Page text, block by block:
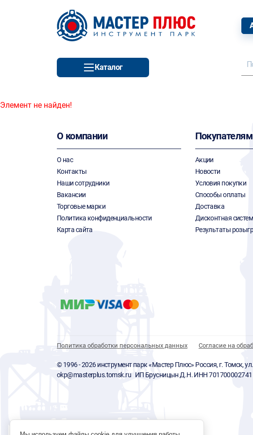
Каталог
Элемент не найден!
О компании
О нас
Контакты
Наши сотрудники
Вакансии
Торговые марки
Политика конфиденциальности
Карта сайта
Покупателям
Акции
Новости
Условия покупки
Способы оплаты
Доставка
Дисконтная
Результаты
Политика обработки персональных данных Согласие на
© 1996 - 2026 инструмент парк «Мастер Плюс» Россия, г. Томск,
okp@masterplus.tomsk.ru ИП Брусницын Д.Н. ИНН 701700002741